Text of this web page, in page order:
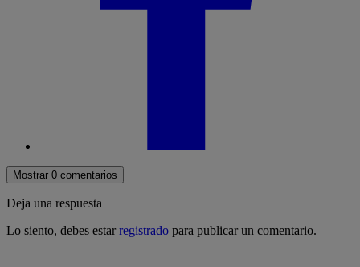
Mostrar 0 comentarios
Deja una respuesta
Lo siento, debes estarregistrado para publicar un comentario.